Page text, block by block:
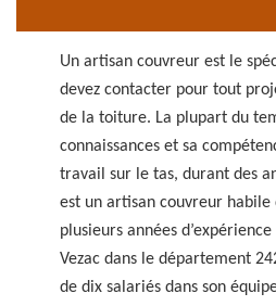
Un artisan couvreur est le
devez contacter pour tout
de la toiture. La plupart du
connaissances et sa
travail sur le tas, durant des
est un artisan couvreur habile
plusieurs années
Vezac dans le département
de dix salariés dans son